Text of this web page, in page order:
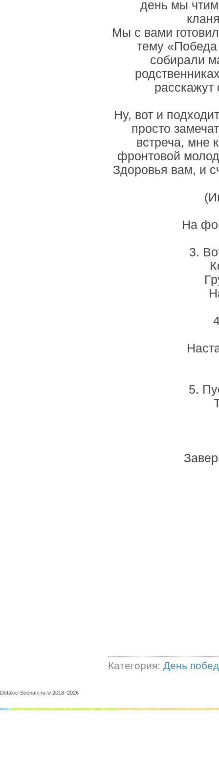
день мы чтим
Мы с вами
тему «Победа
собирали
расскажут
Ну, вот и
просто
встреча, мне
фронтовой
Здоровья вам, и
На
3.
5.
Категория: День
Detskie-Scenarii.ru © 2018–2026